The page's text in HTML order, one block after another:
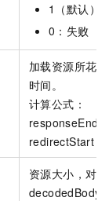
1（默认）
0：失败
加载资源所花
时间。
计算公式：
responseEnd -
redirectStart
资源大小，对应